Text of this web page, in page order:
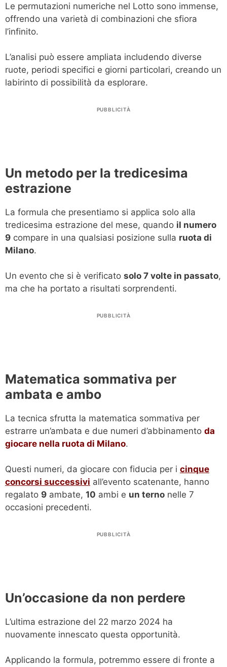
Le permutazioni numeriche nel Lotto sono immense,
offrendo una varietà di combinazioni che sfiora
l’infinito.
L’analisi può essere ampliata includendo diverse
ruote, periodi specifici e giorni particolari, creando un
labirinto di possibilità da esplorare.
PUBBLICITÀ
Un metodo per la tredicesima
estrazione
La formula che presentiamo si applica solo alla
tredicesima estrazione del mese, quando il numero
9 compare in una qualsiasi posizione sulla ruota di
Milano.
Un evento che si è verificato solo 7 volte in passato,
ma che ha portato a risultati sorprendenti.
PUBBLICITÀ
Matematica sommativa per
ambata e ambo
La tecnica sfrutta la matematica sommativa per
estrarre un’ambata e due numeri d’abbinamento da
giocare nella ruota di Milano.
Questi numeri, da giocare con fiducia per i cinque
concorsi successivi all’evento scatenante, hanno
regalato 9 ambate, 10 ambi e un terno nelle 7
occasioni precedenti.
PUBBLICITÀ
Un’occasione da non perdere
L’ultima estrazione del 22 marzo 2024 ha
nuovamente innescato questa opportunità.
Applicando la formula, potremmo essere di fronte a